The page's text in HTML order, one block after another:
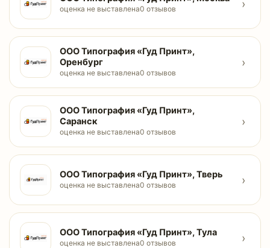
оценка не выставлена0 отзывов ›
ООО Типография «Гуд Принт»,
Оренбург
оценка не выставлена0 отзывов
›
ООО Типография «Гуд Принт»,
Саранск
оценка не выставлена0 отзывов
›
ООО Типография «Гуд Принт», Тверь
оценка не выставлена0 отзывов ›
ООО Типография «Гуд Принт», Тула
оценка не выставлена0 отзывов ›